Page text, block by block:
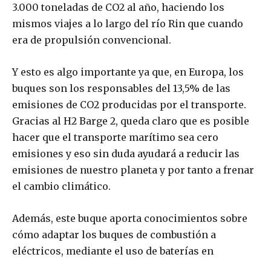
3.000 toneladas de CO2 al año, haciendo los
mismos viajes a lo largo del río Rin que cuando
era de propulsión convencional.
Y esto es algo importante ya que, en Europa, los
buques son los responsables del 13,5% de las
emisiones de CO2 producidas por el transporte.
Gracias al H2 Barge 2, queda claro que es posible
hacer que el transporte marítimo sea cero
emisiones y eso sin duda ayudará a reducir las
emisiones de nuestro planeta y por tanto a frenar
el cambio climático.
Además, este buque aporta conocimientos sobre
cómo adaptar los buques de combustión a
eléctricos, mediante el uso de baterías en